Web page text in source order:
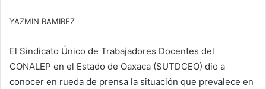
YAZMIN RAMIREZ
El Sindicato Único de Trabajadores Docentes del
CONALEP en el Estado de Oaxaca (SUTDCEO) dio a
conocer en rueda de prensa la situación que prevalece en